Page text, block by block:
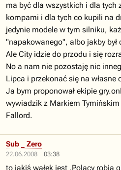
ma być dla wszystkich i dla tych
kompami i dla tych co kupili na
jedynie modele w tym silniku,
"napakowanego", albo jakby
Ale City idzie do przodu i się
No a nam nie pozostaję nic
Lipca i przekonać się na własne
Ja bym proponował ekipie
wywiadzik z Markiem
Fallord.
22.06.2008 03:38
Sub _ Zero
to jakiś wałek jest ,Polacy robią